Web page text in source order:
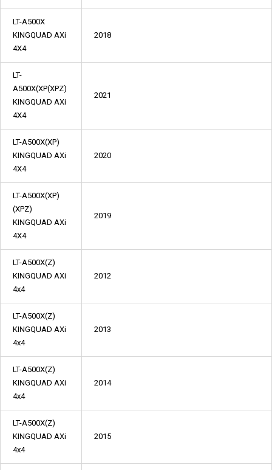
LT-A500X
KINGQUAD AXi
4X4
2018
LT-
A500X(XP(XPZ)
KINGQUAD AXi
4X4
2021
LT-A500X(XP)
KINGQUAD AXi
4X4
2020
LT-A500X(XP)
(XPZ)
KINGQUAD AXi
4X4
2019
LT-A500X(Z)
KINGQUAD AXi
4x4
2012
LT-A500X(Z)
KINGQUAD AXi
4x4
2013
LT-A500X(Z)
KINGQUAD AXi
4x4
2014
LT-A500X(Z)
KINGQUAD AXi
4x4
2015